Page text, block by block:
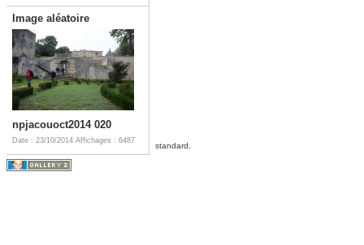
Image aléatoire
npjacouoct2014 020
Date : 23/10/2014 Affichages : 6487
standard.